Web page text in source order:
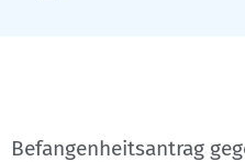
Befangenheitsantrag